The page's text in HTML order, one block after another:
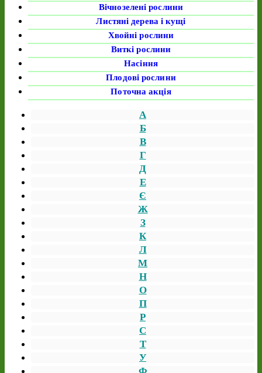
Вічнозелені рослини
Листяні дерева і кущі
Хвойні рослини
Виткі рослини
Насіння
Плодові рослини
Поточна акція
А
Б
В
Г
Д
Е
Є
Ж
З
К
Л
М
Н
О
П
Р
С
Т
У